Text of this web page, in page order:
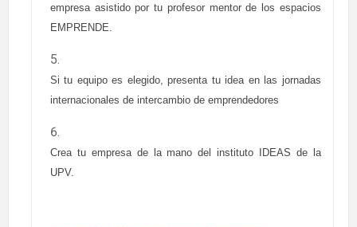
empresa asistido por tu profesor mentor de los espacios
EMPRENDE.
Si tu equipo es elegido, presenta tu idea en las jornadas
internacionales de intercambio de emprendedores
Crea tu empresa de la mano del instituto IDEAS de la
UPV.